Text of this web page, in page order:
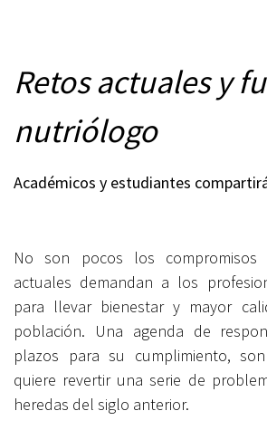
Retos actuales y
nutriólogo
Académicos y estudiantes
No son pocos los
actuales demandan a los
para llevar bienestar y mayor
población. Una agenda de
plazos para su cumplimiento,
quiere revertir una serie de
heredas del siglo anterior.